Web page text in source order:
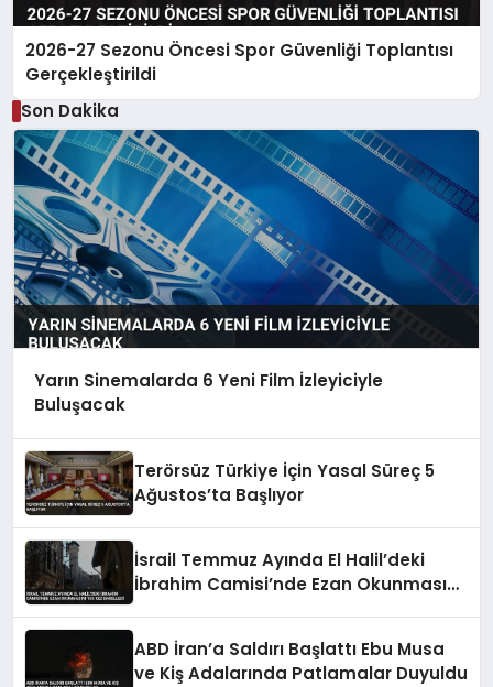
2026-27 Sezonu Öncesi Spor Güvenliği Toplantısı
Gerçekleştirildi
Son Dakika
Yarın Sinemalarda 6 Yeni Film İzleyiciyle
Buluşacak
Terörsüz Türkiye İçin Yasal Süreç 5
Ağustos’ta Başlıyor
İsrail Temmuz Ayında El Halil’deki
İbrahim Camisi’nde Ezan Okunmasını
ABD İran’a Saldırı Başlattı Ebu Musa
ve Kiş Adalarında Patlamalar Duyuldu